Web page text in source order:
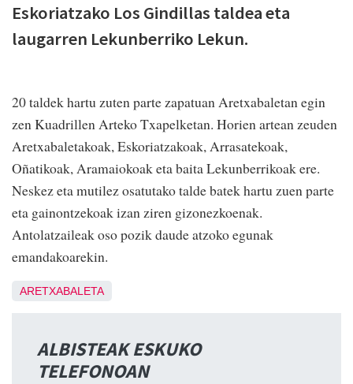
Eskoriatzako Los Gindillas taldea eta
laugarren Lekunberriko Lekun.
20 taldek hartu zuten parte zapatuan Aretxabaletan egin
zen Kuadrillen Arteko Txapelketan. Horien artean zeuden
Aretxabaletakoak, Eskoriatzakoak, Arrasatekoak,
Oñatikoak, Aramaiokoak eta baita Lekunberrikoak ere.
Neskez eta mutilez osatutako talde batek hartu zuen parte
eta gainontzekoak izan ziren gizonezkoenak.
Antolatzaileak oso pozik daude atzoko egunak
emandakoarekin.
ARETXABALETA
ALBISTEAK ESKUKO
TELEFONOAN